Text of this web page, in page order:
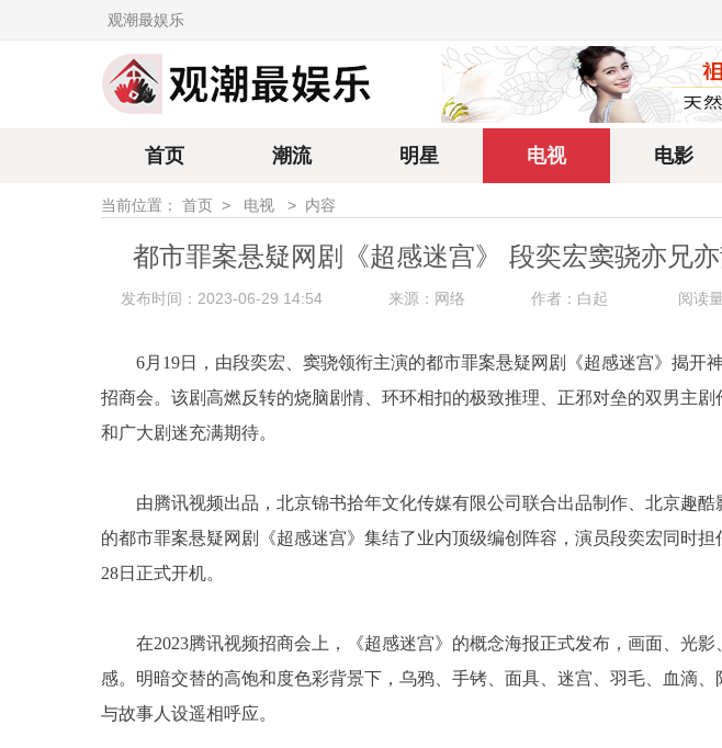
观潮最娱乐
首页 潮流 明星 电视 电影
当前位置： 首页 > 电视 > 内容
都市罪案悬疑网剧《超感迷宫》 段奕宏窦骁亦兄
发布时间：2023-06-29 14:54 来源：网络 作者：白起 阅读
6月19日，由段奕宏、窦骁领衔主演的都市罪案悬疑网剧《超感迷宫》揭开
招商会。该剧高燃反转的烧脑剧情、环环相扣的极致推理、正邪对垒的双男主
和广大剧迷充满期待。
由腾讯视频出品，北京锦书拾年文化传媒有限公司联合出品制作、北京趣
的都市罪案悬疑网剧《超感迷宫》集结了业内顶级编创阵容，演员段奕宏同时担
28日正式开机。
在2023腾讯视频招商会上，《超感迷宫》的概念海报正式发布，画面、光
感。明暗交替的高饱和度色彩背景下，乌鸦、手铐、面具、迷宫、羽毛、血滴、
与故事人设遥相呼应。